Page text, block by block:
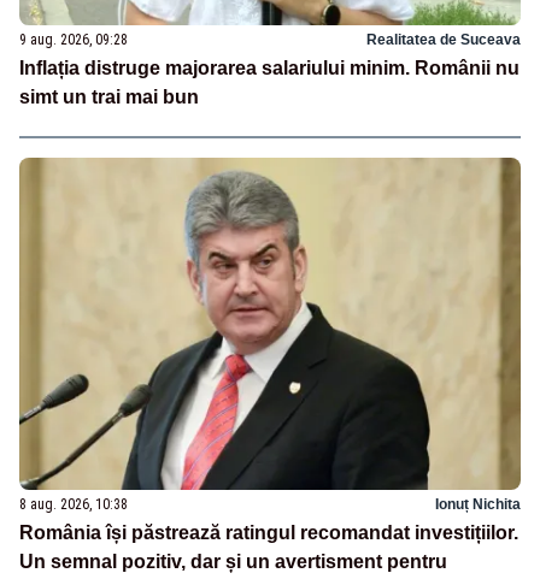
9 aug. 2026, 09:28 Realitatea de Suceava
Inflația distruge majorarea salariului minim. Românii nu
simt un trai mai bun
8 aug. 2026, 10:38 Ionuț Nichita
România își păstrează ratingul recomandat investițiilor.
Un semnal pozitiv, dar și un avertisment pentru